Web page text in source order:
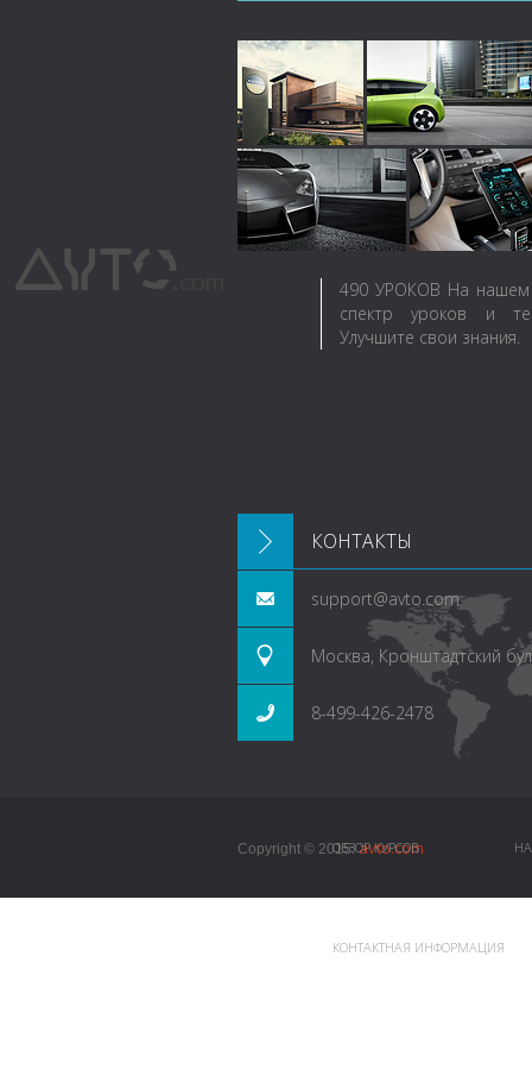
490 УРОКОВ На нашем
спектр уроков и
Улучшите свои знания.
КОНТАКТЫ
support@avto.com
Москва, Кронштадтский
8-499-426-2478
Copyright © 2015.avto.com
ОБЗОР КУРСОВ
КОНТАКТНАЯ ИНФОРМАЦИЯ